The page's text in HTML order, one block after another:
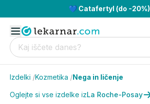
💙 Catafertyl (do -20%)
Izdelki /Kozmetika /Nega in ličenje
Oglejte si vse izdelke izLa Roche-Posay